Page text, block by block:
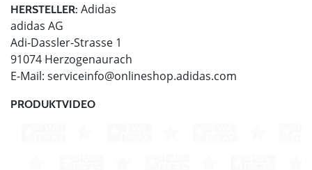
HERSTELLER: Adidas
adidas AG
Adi-Dassler-Strasse 1
91074 Herzogenaurach
E-Mail: serviceinfo@onlineshop.adidas.com
PRODUKTVIDEO